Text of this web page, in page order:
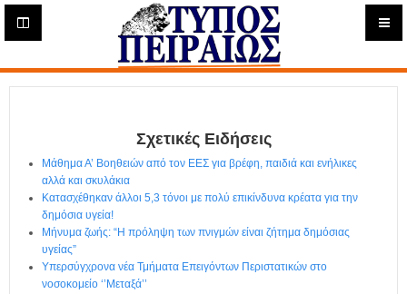
Η
ε
ρ
Σχετικές Ειδήσεις
Μάθημα Α’ Βοηθειών από τον ΕΕΣ για βρέφη, παιδιά και ενήλικες
αλλά και σκυλάκια
Κατασχέθηκαν άλλοι 5,3 τόνοι με πολύ επικίνδυνα κρέατα για την
δημόσια υγεία!
Μήνυμα ζωής: “Η πρόληψη των πνιγμών είναι ζήτημα δημόσιας
υγείας”
Υπερσύγχρονα νέα Τμήματα Επειγόντων Περιστατικών στο
νοσοκομείο ‘’Μεταξά’’